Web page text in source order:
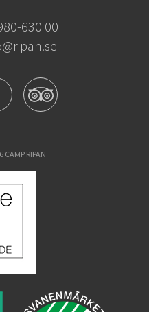
630 00
CAMP RIPAN